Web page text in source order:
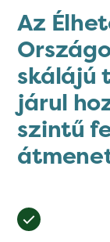
Az
skálájú
járul
szintű